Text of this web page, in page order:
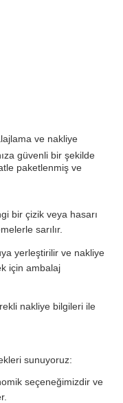
ve nakliye
güvenli bir şekilde
paketlenmiş ve
bir çizik veya hasarı
sarılır.
yerleştirilir ve nakliye
için ambalaj
nakliye bilgileri ile
sunuyoruz:
seçeneğimizdir ve